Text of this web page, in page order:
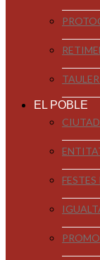
EL POBLE
FESTES